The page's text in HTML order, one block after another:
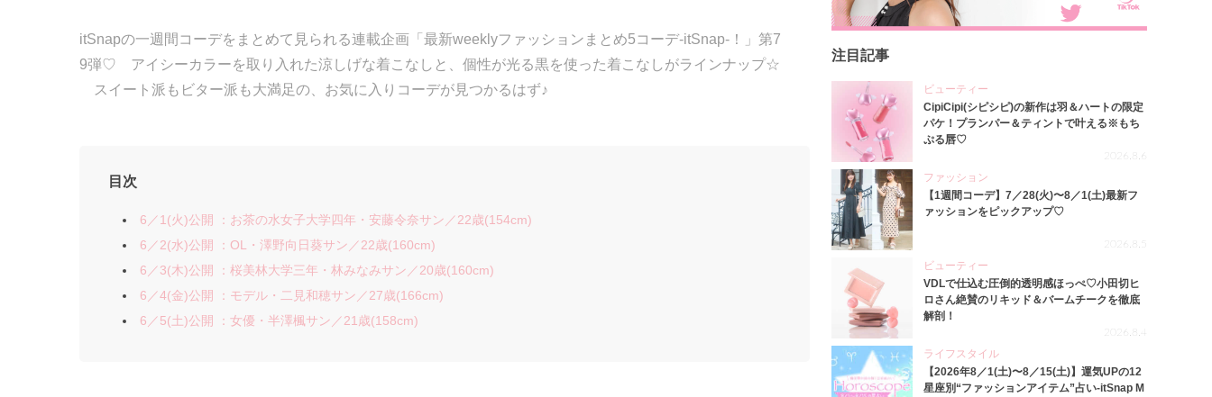
itSnapの一週間コーデをまとめて見られる連載企画「最新weeklyファッションまとめ5コーデ-itSnap-！」第7
9弾♡ アイシーカラーを取り入れた涼しげな着こなしと、個性が光る黒を使った着こなしがラインナップ☆
スイート派もビター派も大満足の、お気に入りコーデが見つかるはず♪
目次
6／1(火)公開 ：お茶の水女子大学四年・安藤令奈サン／22歳(154cm)
6／2(水)公開 ：OL・澤野向日葵サン／22歳(160cm)
6／3(木)公開 ：桜美林大学三年・林みなみサン／20歳(160cm)
6／4(金)公開 ：モデル・二見和穂サン／27歳(166cm)
6／5(土)公開 ：女優・半澤楓サン／21歳(158cm)
注目記事
ビューティー
CipiCipi(シピシピ)の新作は羽＆ハートの限定
パケ！プランパー＆ティントで叶える※もち
ぷる唇♡
2026.8.6
ファッション
【1週間コーデ】7／28(火)〜8／1(土)最新フ
ァッションをピックアップ♡
2026.8.5
ビューティー
VDLで仕込む圧倒的透明感ほっぺ♡小田切ヒ
ロさん絶賛のリキッド＆バームチークを徹底
解剖！
2026.8.4
ライフスタイル
【2026年8／1(土)〜8／15(土)】運気UPの12
星座別“ファッションアイテム”占い-itSnap M